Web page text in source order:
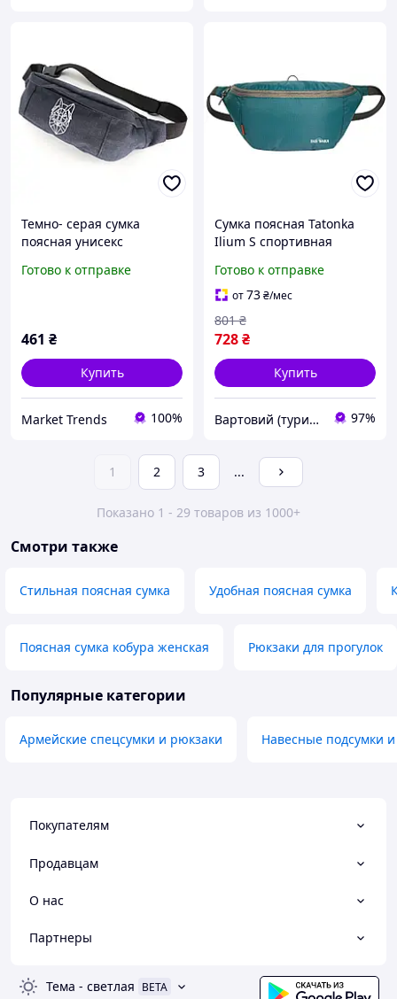
Темно- серая сумка
поясная унисекс
прочной
Готово к отправке
461 ₴
Купить
Market Trends 100%
Сумка поясная Tatonka
Ilium S спортивная
ремнем Teal Green (2248-
vart)
Готово к отправке
от73₴/мес
728₴
801 ₴
Купить
Вартовий (туризм, охота и кемпинг) 97%
1 2 3 ...
Показано 1 - 29 товаров из 1000+
Смотри также
Стильная поясная сумка Удобная поясная сумка
Поясная сумка кобура женская Рюкзаки для прогулок
Популярные категории
Армейские спецсумки и рюкзаки Навесные подсумки
Покупателям
Продавцам
О нас
Партнеры
Тема - светлая BETA